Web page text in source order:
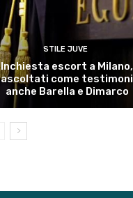
STILE JUVE
Inchiesta escort a Milano,
ascoltati come testimoni
anche Barella e Dimarco